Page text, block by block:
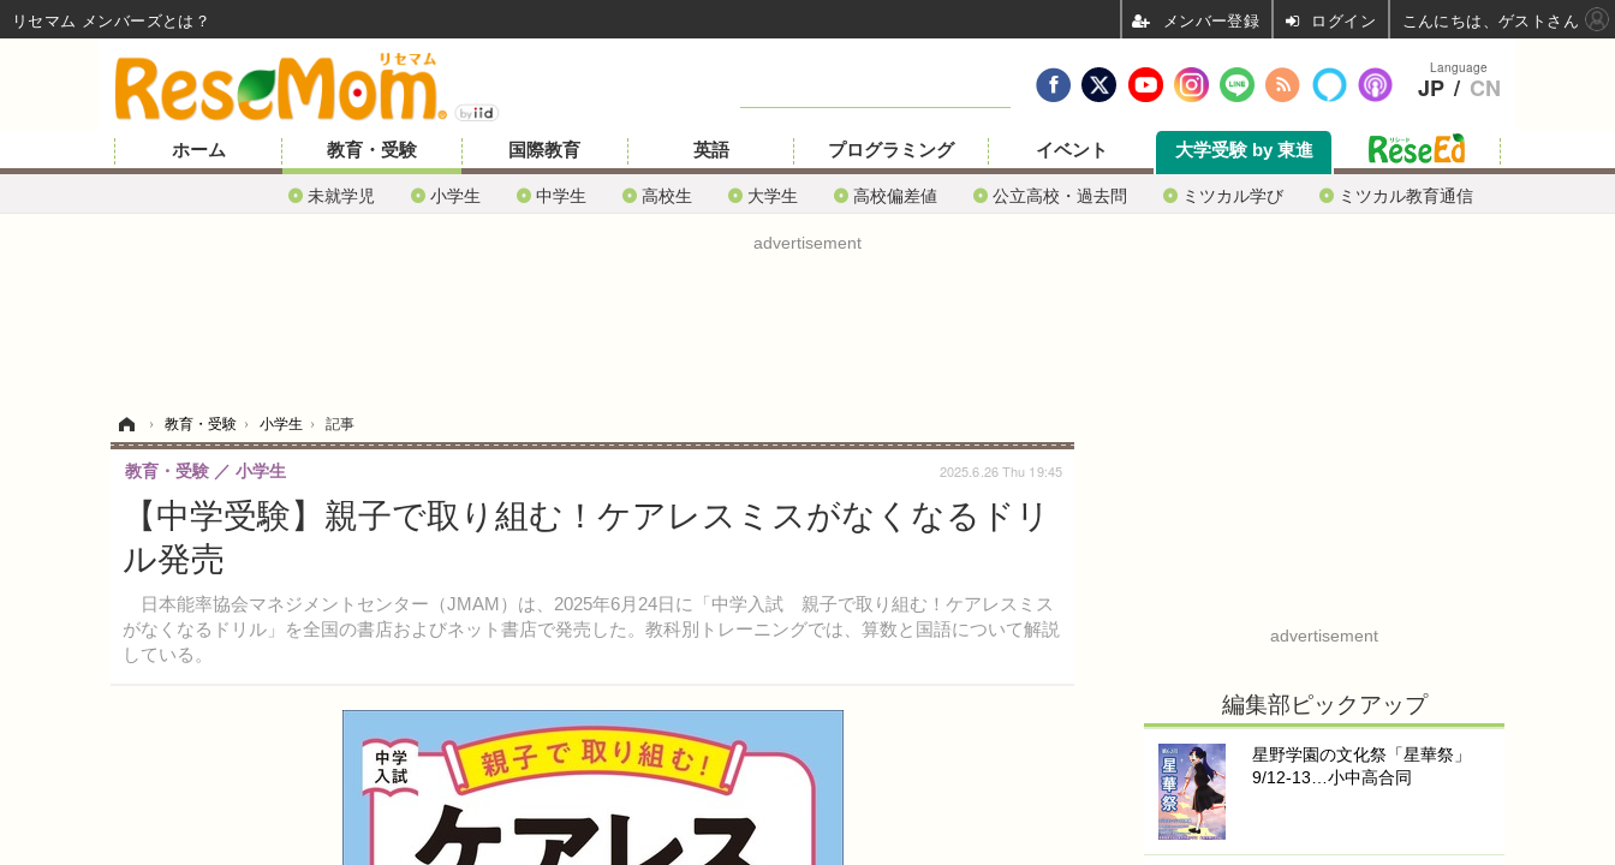
ホーム 教育・受験
未就学児 小学生 中学生 高校生 大学生 高校偏差値 公立高校・過去問 ミツカル学び ミツカル教育通信
国際教育 英語 プログラミング イベント 大学受験 by 東進
advertisement
› 教育・受験 › 小学生 › 記事
【中学受験】親子で取り組む！ケアレスミスがなくなるドリ
ル発売
日本能率協会マネジメントセンター（JMAM）は、2025年6月24日に「中学入試 親子で取り組む！ケアレスミス
がなくなるドリル」を全国の書店およびネット書店で発売した。教科別トレーニングでは、算数と国語について解説
している。
教育・受験 小学生 2025.6.26 Thu 19:45
advertisement
編集部ピックアップ
星野学園の文化祭「星華祭」
9/12-13…小中高合同
Language
JP / CN
リセマム メンバーズ ログイン こんにちは、ゲストさん